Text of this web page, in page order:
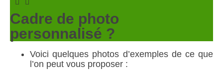
Cadre de photo
personnalisé ?
Voici quelques photos d’exemples de ce que
l’on peut vous proposer :